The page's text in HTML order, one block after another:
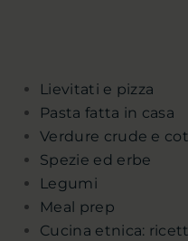
Lievitati e pizza
Pasta fatta in casa
Verdure crude e
Spezie ed erbe
Legumi
Meal prep
Cucina etnica: